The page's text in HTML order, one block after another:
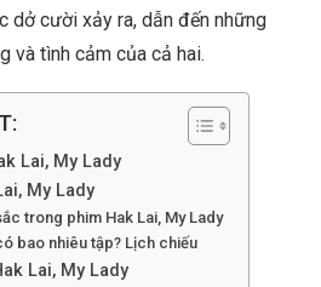
dở cười xảy ra, dẫn đến những
và tình cảm của cả hai.
Lai, My Lady
My Lady
trong phim Hak Lai, My Lady
bao nhiêu tập? Lịch chiếu
Lai, My Lady